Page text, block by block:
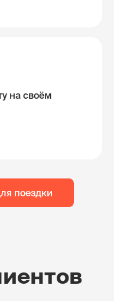
на своём
поездки